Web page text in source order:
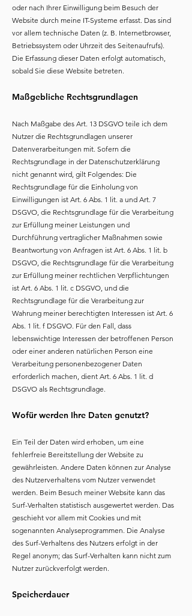
oder nach Ihrer Einwilligung beim Besuch der
Website durch meine IT-Systeme erfasst. Das sind
vor allem technische Daten (z. B. Internetbrowser,
Betriebssystem oder Uhrzeit des Seitenaufrufs).
Die Erfassung dieser Daten erfolgt automatisch,
sobald Sie diese Website betreten.
Maßgebliche Rechtsgrundlagen
Nach Maßgabe des Art. 13 DSGVO teile ich dem
Nutzer die Rechtsgrundlagen unserer
Datenverarbeitungen mit. Sofern die
Rechtsgrundlage in der Datenschutzerklärung
nicht genannt wird, gilt Folgendes: Die
Rechtsgrundlage für die Einholung von
Einwilligungen ist Art. 6 Abs. 1 lit. a und Art. 7
DSGVO, die Rechtsgrundlage für die Verarbeitung
zur Erfüllung meiner Leistungen und
Durchführung vertraglicher Maßnahmen sowie
Beantwortung von Anfragen ist Art. 6 Abs. 1 lit. b
DSGVO, die Rechtsgrundlage für die Verarbeitung
zur Erfüllung meiner rechtlichen Verpflichtungen
ist Art. 6 Abs. 1 lit. c DSGVO, und die
Rechtsgrundlage für die Verarbeitung zur
Wahrung meiner berechtigten Interessen ist Art. 6
Abs. 1 lit. f DSGVO. Für den Fall, dass
lebenswichtige Interessen der betroffenen Person
oder einer anderen natürlichen Person eine
Verarbeitung personenbezogener Daten
erforderlich machen, dient Art. 6 Abs. 1 lit. d
DSGVO als Rechtsgrundlage.
Wofür werden Ihre Daten genutzt?
Ein Teil der Daten wird erhoben, um eine
fehlerfreie Bereitstellung der Website zu
gewährleisten. Andere Daten können zur Analyse
des Nutzerverhaltens vom Nutzer verwendet
werden. Beim Besuch meiner Website kann das
Surf-Verhalten statistisch ausgewertet werden. Das
geschieht vor allem mit Cookies und mit
sogenannten Analyseprogrammen. Die Analyse
des Surf-Verhaltens des Nutzers erfolgt in der
Regel anonym; das Surf-Verhalten kann nicht zum
Nutzer zurückverfolgt werden.
Speicherdauer